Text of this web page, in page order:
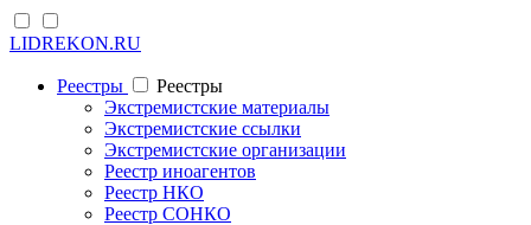
LIDREKON.RU
Реестры
Реестры
Экстремистские материалы
Экстремистские ссылки
Экстремистские организации
Реестр иноагентов
Реестр НКО
Реестр СОНКО